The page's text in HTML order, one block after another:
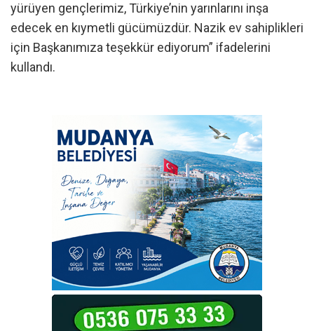
yürüyen gençlerimiz, Türkiye’nin yarınlarını inşa
edecek en kıymetli gücümüzdür. Nazik ev sahiplikleri
için Başkanımıza teşekkür ediyorum” ifadelerini
kullandı.